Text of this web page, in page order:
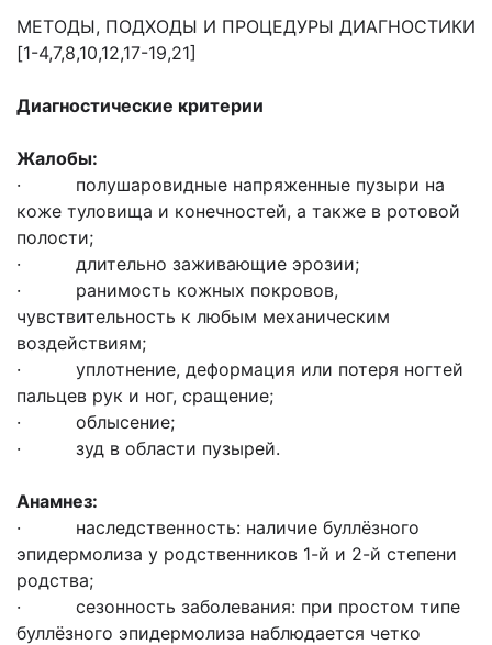
МЕТОДЫ, ПОДХОДЫ И ПРОЦЕДУРЫ ДИАГНОСТИКИ
[1-4,7,8,10,12,17-19,21]
Диагностические критерии
Жалобы:
· полушаровидные напряженные пузыри на
коже туловища и конечностей, а также в ротовой
полости;
· длительно заживающие эрозии;
· ранимость кожных покровов,
чувствительность к любым механическим
воздействиям;
· уплотнение, деформация или потеря ногтей
пальцев рук и ног, сращение;
· облысение;
· зуд в области пузырей.
Анамнез:
· наследственность: наличие буллёзного
эпидермолиза у родственников 1-й и 2-й степени
родства;
· сезонность заболевания: при простом типе
буллёзного эпидермолиза наблюдается четко